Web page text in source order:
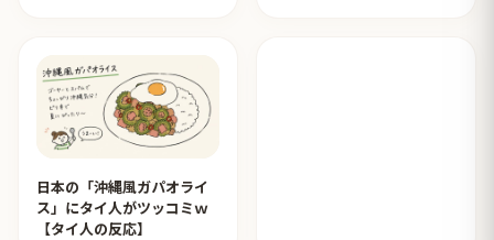
日本の「沖縄風ガパオライ
ス」にタイ人がツッコミｗ
【タイ人の反応】